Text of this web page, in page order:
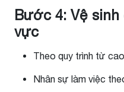
Bước 4: Vệ
vực
Theo quy trình từ
Nhân sự làm việc